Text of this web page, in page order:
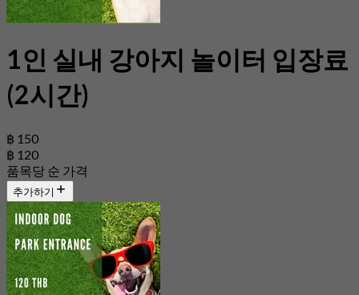
1인 실내 강아지 놀이터 입장료
(2시간)
฿ 150
฿ 120
품목당 순 가격
추가하기